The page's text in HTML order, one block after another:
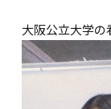
大阪公立大学の